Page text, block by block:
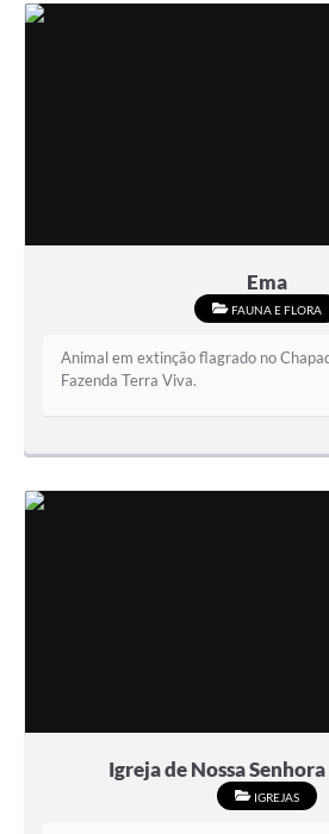
Ema
FAUNA E FLORA
Animal em extinção flagrado no
Fazenda Terra Viva.
Igreja de Nossa
IGREJAS